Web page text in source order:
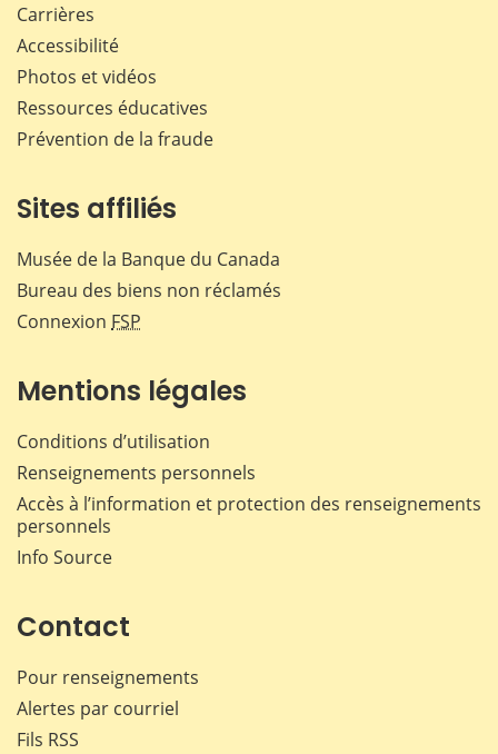
Carrières
Accessibilité
Photos et vidéos
Ressources éducatives
Prévention de la fraude
Sites affiliés
Musée de la Banque du Canada
Bureau des biens non réclamés
Connexion FSP
Mentions légales
Conditions d’utilisation
Renseignements personnels
Accès à l’information et protection des renseignements
personnels
Info Source
Contact
Pour renseignements
Alertes par courriel
Fils RSS